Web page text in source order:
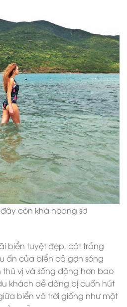
còn khá hoang sơ
biển tuyệt đẹp, cát trắng
ấn của biển cả gợn sóng
vị và sống động hơn bao
khách dễ dàng bị cuốn hút
biển và trời giống như một